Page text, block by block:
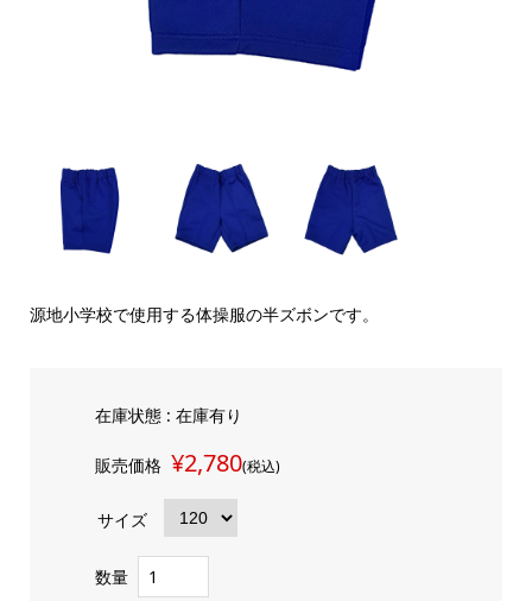
源地小学校で使用する体操服の半ズボンです。
在庫状態 : 在庫有り
販売価格 ¥2,780(税込)
サイズ
数量